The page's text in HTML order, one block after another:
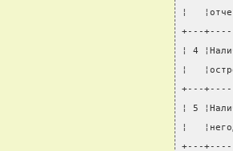
¦
+---
¦ 4
¦
+---
¦ 5
¦
+---